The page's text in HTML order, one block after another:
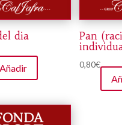
dia
Añadir
Pan
0,80€